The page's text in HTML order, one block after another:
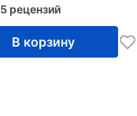
5 рецензий
В корзину